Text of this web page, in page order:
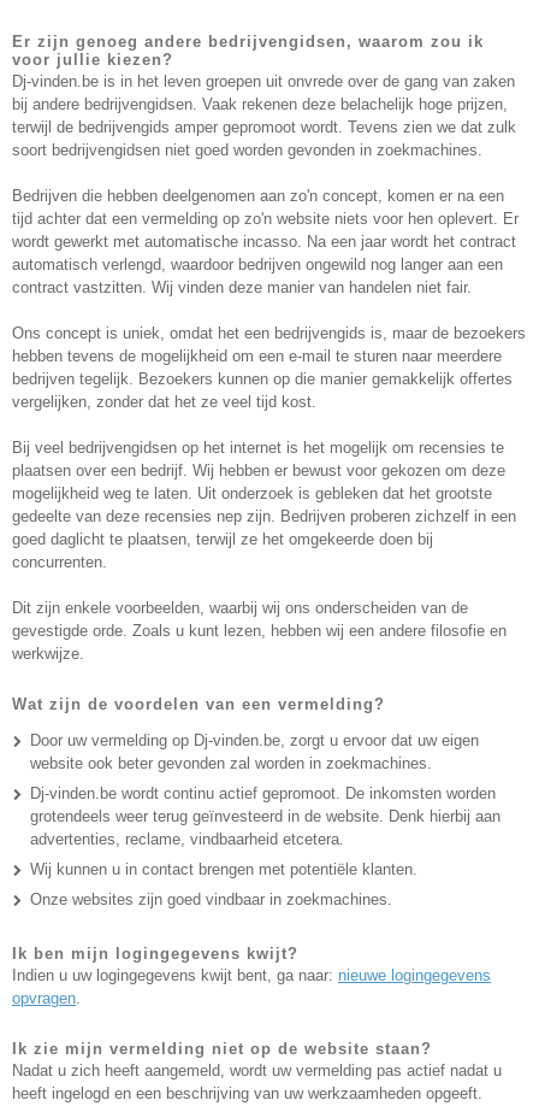
Er zijn genoeg andere bedrijvengidsen, waarom zou ik
voor jullie kiezen?
Dj-vinden.be is in het leven groepen uit onvrede over de gang van zaken
bij andere bedrijvengidsen. Vaak rekenen deze belachelijk hoge prijzen,
terwijl de bedrijvengids amper gepromoot wordt. Tevens zien we dat zulk
soort bedrijvengidsen niet goed worden gevonden in zoekmachines.
Bedrijven die hebben deelgenomen aan zo'n concept, komen er na een
tijd achter dat een vermelding op zo'n website niets voor hen oplevert. Er
wordt gewerkt met automatische incasso. Na een jaar wordt het contract
automatisch verlengd, waardoor bedrijven ongewild nog langer aan een
contract vastzitten. Wij vinden deze manier van handelen niet fair.
Ons concept is uniek, omdat het een bedrijvengids is, maar de bezoekers
hebben tevens de mogelijkheid om een e-mail te sturen naar meerdere
bedrijven tegelijk. Bezoekers kunnen op die manier gemakkelijk offertes
vergelijken, zonder dat het ze veel tijd kost.
Bij veel bedrijvengidsen op het internet is het mogelijk om recensies te
plaatsen over een bedrijf. Wij hebben er bewust voor gekozen om deze
mogelijkheid weg te laten. Uit onderzoek is gebleken dat het grootste
gedeelte van deze recensies nep zijn. Bedrijven proberen zichzelf in een
goed daglicht te plaatsen, terwijl ze het omgekeerde doen bij
concurrenten.
Dit zijn enkele voorbeelden, waarbij wij ons onderscheiden van de
gevestigde orde. Zoals u kunt lezen, hebben wij een andere filosofie en
werkwijze.
Wat zijn de voordelen van een vermelding?
Door uw vermelding op Dj-vinden.be, zorgt u ervoor dat uw eigen
website ook beter gevonden zal worden in zoekmachines.
Dj-vinden.be wordt continu actief gepromoot. De inkomsten worden
grotendeels weer terug geïnvesteerd in de website. Denk hierbij aan
advertenties, reclame, vindbaarheid etcetera.
Wij kunnen u in contact brengen met potentiële klanten.
Onze websites zijn goed vindbaar in zoekmachines.
Ik ben mijn logingegevens kwijt?
Indien u uw logingegevens kwijt bent, ga naar: nieuwe logingegevens
opvragen.
Ik zie mijn vermelding niet op de website staan?
Nadat u zich heeft aangemeld, wordt uw vermelding pas actief nadat u
heeft ingelogd en een beschrijving van uw werkzaamheden opgeeft.